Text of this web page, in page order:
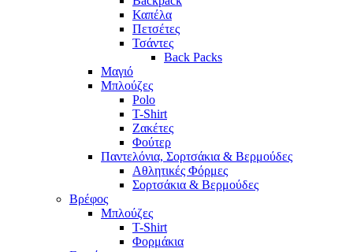
Καπέλα
Πετσέτες
Τσάντες
Back Packs
Μαγιό
Μπλούζες
Polo
T-Shirt
Ζακέτες
Φούτερ
Παντελόνια, Σορτσάκια & Βερμούδες
Αθλητικές Φόρμες
Σορτσάκια & Βερμούδες
Βρέφος
Μπλούζες
T-Shirt
Φορμάκια